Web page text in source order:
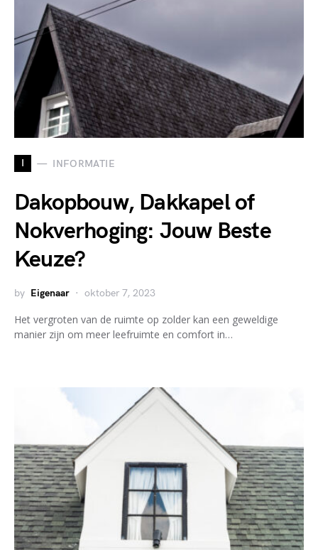
I INFORMATIE
Dakopbouw, Dakkapel of
Nokverhoging: Jouw Beste
Keuze?
by Eigenaar oktober 7, 2023
Het vergroten van de ruimte op zolder kan een geweldige
manier zijn om meer leefruimte en comfort in…